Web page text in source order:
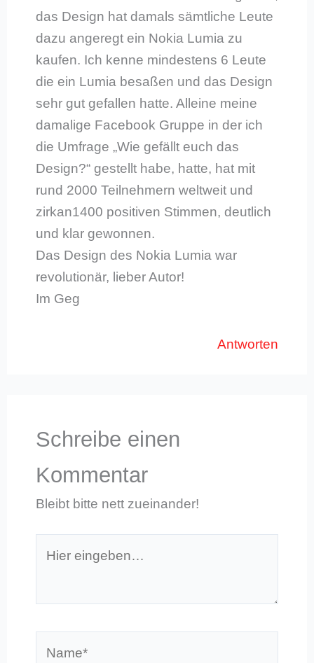
das Design hat damals sämtliche Leute
dazu angeregt ein Nokia Lumia zu
kaufen. Ich kenne mindestens 6 Leute
die ein Lumia besaßen und das Design
sehr gut gefallen hatte. Alleine meine
damalige Facebook Gruppe in der ich
die Umfrage „Wie gefällt euch das
Design?“ gestellt habe, hatte, hat mit
rund 2000 Teilnehmern weltweit und
zirkan1400 positiven Stimmen, deutlich
und klar gewonnen.
Das Design des Nokia Lumia war
revolutionär, lieber Autor!
Im Geg
Antworten
Schreibe einen
Kommentar
Bleibt bitte nett zueinander!
eingeben…